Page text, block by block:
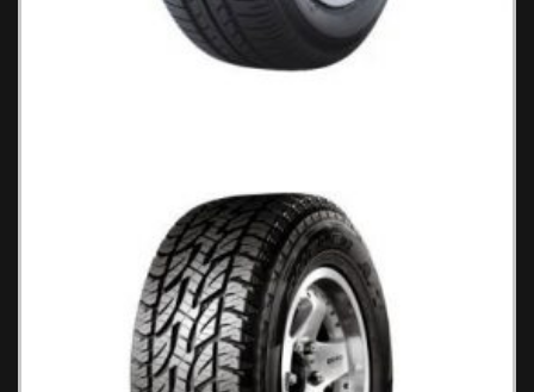
Bridgestone B 250 Ελαστικά Αυτοκινήτου